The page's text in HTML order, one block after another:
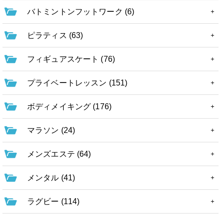
バトミントンフットワーク (6)
ピラティス (63)
フィギュアスケート (76)
プライベートレッスン (151)
ボディメイキング (176)
マラソン (24)
メンズエステ (64)
メンタル (41)
ラグビー (114)